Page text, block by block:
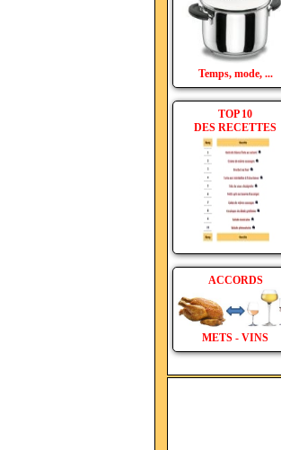
Temps, mode, ...
TOP 10
DES RECETTES
ACCORDS
METS - VINS